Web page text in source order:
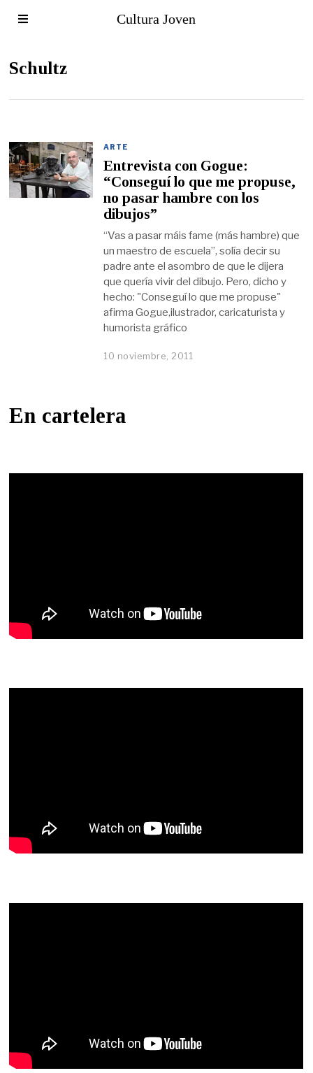
Cultura Joven
Schultz
ARTE
Entrevista con Gogue:
“Conseguí lo que me propuse,
no pasar hambre con los
dibujos”
“Vas a pasar máis fame (más hambre) que
un maestro de escuela”, solía decir su
padre ante el asombro de que le dijera
que quería vivir del dibujo. Pero, dicho y
hecho: "Conseguí lo que me propuse"
afirma Gogue,ilustrador, caricaturista y
humorista gráfico
10 noviembre, 2011
En cartelera